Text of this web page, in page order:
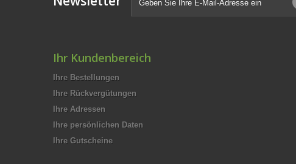
Ihr Kundenbereich
Ihre Bestellungen
Ihre Rückvergütungen
Ihre Adressen
Ihre persönlichen Daten
Ihre Gutscheine